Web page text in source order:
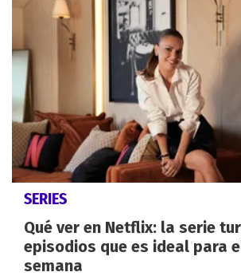
SERIES
Qué ver en Netflix: la serie
episodios que es ideal para
semana